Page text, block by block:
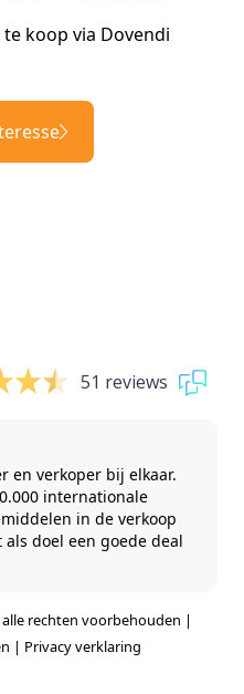
koop via Dovendi
51 reviews
en verkoper bij elkaar.
internationale
in de verkoop
doel een goede deal
rechten voorbehouden |
| Privacy verklaring